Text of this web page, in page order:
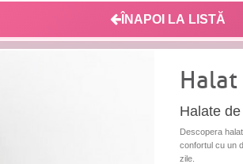
ÎNAPOI LA LISTĂ
Halate
Descopera
confortul cu un
zile.